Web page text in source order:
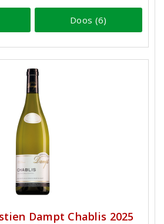
Doos (6)
Dampt Chablis 2025